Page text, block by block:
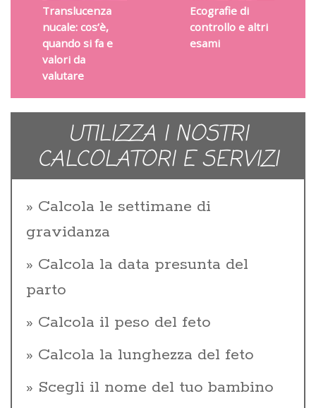
Translucenza
nucale: cos’è,
quando si fa e
valori da
valutare
Ecografie di
controllo e altri
esami
UTILIZZA I NOSTRI
CALCOLATORI E SERVIZI
Calcola le settimane di
gravidanza
Calcola la data presunta del
parto
Calcola il peso del feto
Calcola la lunghezza del feto
Scegli il nome del tuo bambino